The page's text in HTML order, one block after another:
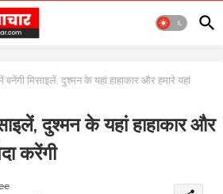
बनेंगी मिसाइलें, दुश्मन के यहां हाहाकार और हमारे यहां
दुश्मन के यहां हाहाकार और
करेंगी